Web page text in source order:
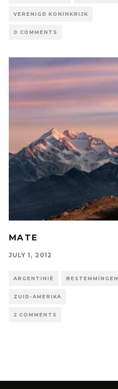
VERENIGD KONINKRIJK
0 COMMENTS
MATE
JULY 1, 2012
ARGENTINIË BESTEMMINGEN
ZUID-AMERIKA
2 COMMENTS